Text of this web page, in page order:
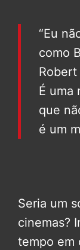
“Eu
como
É uma
que
é um
Seria um
cinemas?
tempo em